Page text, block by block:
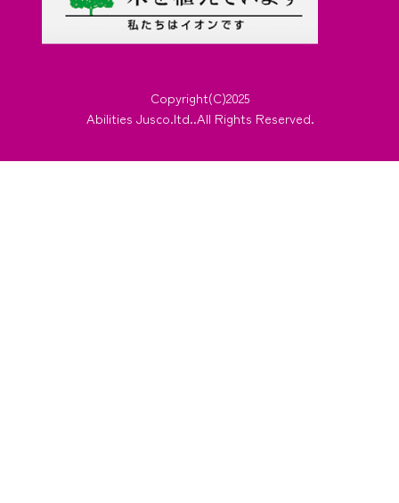
Copyright(C)2025
Abilities Jusco.ltd..All Rights Reserved.